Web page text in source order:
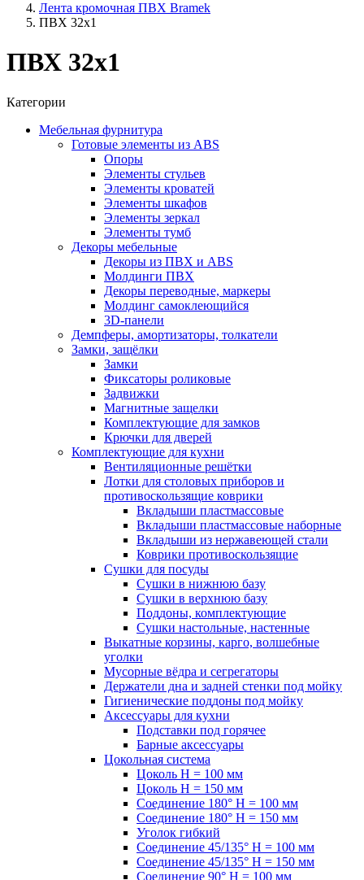
Лента кромочная ПВХ Bramek
ПВХ 32x1
ПВХ 32x1
Категории
Мебельная фурнитура
Готовые элементы из ABS
Опоры
Элементы стульев
Элементы кроватей
Элементы шкафов
Элементы зеркал
Элементы тумб
Декоры мебельные
Декоры из ПВХ и ABS
Молдинги ПВХ
Декоры переводные, маркеры
Молдинг самоклеющийся
3D-панели
Демпферы, амортизаторы, толкатели
Замки, защёлки
Замки
Фиксаторы роликовые
Задвижки
Магнитные защелки
Комплектующие для замков
Крючки для дверей
Комплектующие для кухни
Вентиляционные решётки
Лотки для столовых приборов и
противоскользящие коврики
Вкладыши пластмассовые
Вкладыши пластмассовые наборные
Вкладыши из нержавеющей стали
Коврики противоскользящие
Сушки для посуды
Сушки в нижнюю базу
Сушки в верхнюю базу
Поддоны, комплектующие
Сушки настольные, настенные
Выкатные корзины, карго, волшебные
уголки
Мусорные вёдра и сегрегаторы
Держатели дна и задней стенки под мойку
Гигиенические поддоны под мойку
Аксессуары для кухни
Подставки под горячее
Барные аксессуары
Цокольная система
Цоколь H = 100 мм
Цоколь H = 150 мм
Соединение 180° H = 100 мм
Соединение 180° H = 150 мм
Уголок гибкий
Соединение 45/135° H = 100 мм
Соединение 45/135° H = 150 мм
Соединение 90° H = 100 мм